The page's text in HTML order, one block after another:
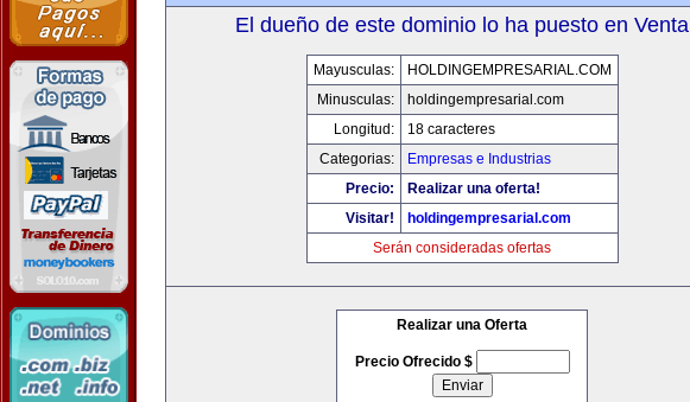
El dueño de este dominio lo ha puesto en Venta
Mayusculas:
HOLDINGEMPRESARIAL.COM
Minusculas:
holdingempresarial.com
Longitud:
18 caracteres
Categorias:
Empresas e Industrias
Precio:
Realizar una oferta!
Visitar!
holdingempresarial.com
Serán consideradas ofertas
Realizar una Oferta
Precio Ofrecido $